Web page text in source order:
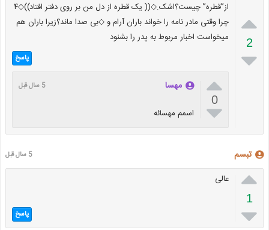

2

از”قطره” چیست؟اشک.◇(( یک قطره از دل من بر روی دفتر افتاد))◇۴
چرا وقتی مادر نامه را خواند باران آرام و ◇بی صدا ماند؟زیرا باران هم
میخواست اخبار مربوط به پدر را بشنود
پاسخ

0

مهسا 5 سال قبل
اسمم مهسائه
تبسم 5 سال قبل

1

عالی
پاسخ